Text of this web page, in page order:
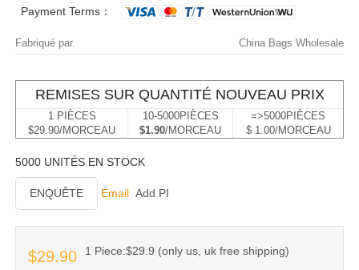
Payment Terms：
Fabriqué par China Bags Wholesale
REMISES SUR QUANTITÉ NOUVEAU PRIX
1 PIÈCES
$29.90/MORCEAU
10-5000PIÈCES
$1.90/MORCEAU
=>5000PIÈCES
$ 1.00/MORCEAU
5000 UNITÉS EN STOCK
ENQUÊTE Email Add PI
$29.90 1 Piece:$29.9 (only us, uk free shipping)